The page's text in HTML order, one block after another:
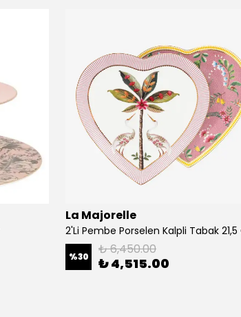
La Majorelle
%30 ₺ 6,450.00
₺ 4,515.00